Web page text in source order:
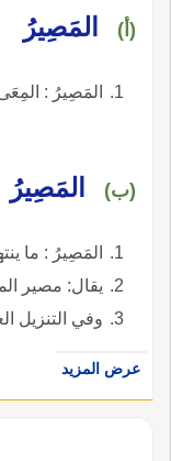
(أ) المَصِيرُ
المَصِيرُ :
(ب) المَصِيرُ
المَصِيرُ : ما
يقال: مصير
وفي التنزيل العزيز:
عرض المزيد